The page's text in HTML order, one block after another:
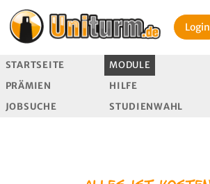
Login
STARTSEITE MODULE
PRÄMIEN
HILFE
JOBSUCHE
STUDIENWAHL